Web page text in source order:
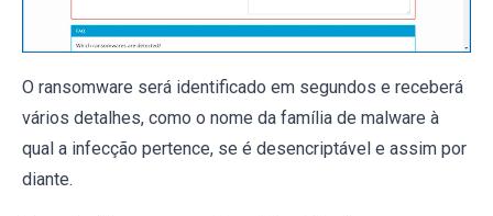
O ransomware será identificado em segundos e receberá
vários detalhes, como o nome da família de malware à
qual a infecção pertence, se é desencriptável e assim por
diante.